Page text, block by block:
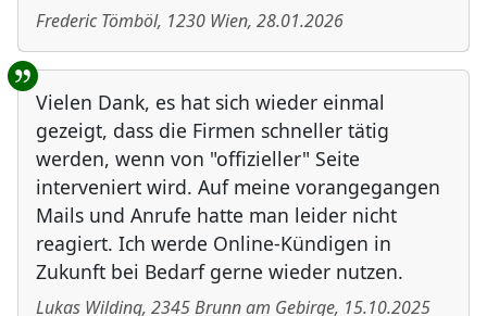
Frederic Tömböl, 1230 Wien, 28.01.2026
Vielen Dank, es hat sich wieder einmal
gezeigt, dass die Firmen schneller tätig
werden, wenn von "offizieller" Seite
interveniert wird. Auf meine vorangegangen
Mails und Anrufe hatte man leider nicht
reagiert. Ich werde Online-Kündigen in
Zukunft bei Bedarf gerne wieder nutzen.
Lukas Wilding, 2345Brunn am Gebirge, 15.10.2025